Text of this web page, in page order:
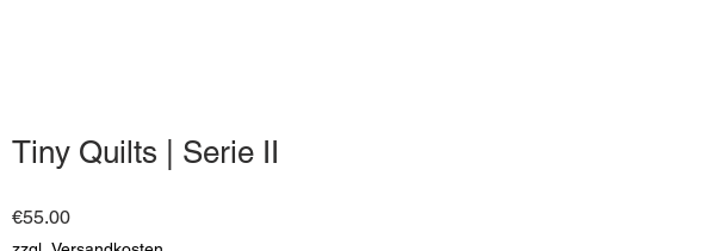
Tiny Quilts | Serie II
€55.00Price